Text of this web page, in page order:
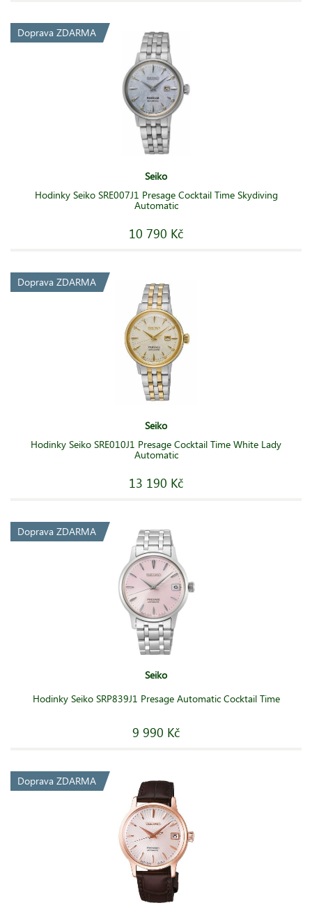
Doprava ZDARMA
Seiko
Hodinky Seiko SRE007J1 Presage Cocktail Time Skydiving
Automatic
10 790 Kč
Doprava ZDARMA
Seiko
Hodinky Seiko SRE010J1 Presage Cocktail Time White Lady
Automatic
13 190 Kč
Doprava ZDARMA
Seiko
Hodinky Seiko SRP839J1 Presage Automatic Cocktail Time
9 990 Kč
Doprava ZDARMA